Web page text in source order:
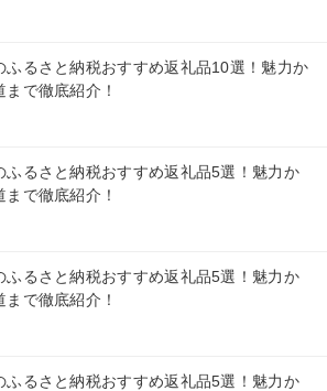
ふるさと納税おすすめ返礼品10選！魅力か
まで徹底紹介！
ふるさと納税おすすめ返礼品5選！魅力か
まで徹底紹介！
ふるさと納税おすすめ返礼品5選！魅力か
まで徹底紹介！
ふるさと納税おすすめ返礼品5選！魅力か